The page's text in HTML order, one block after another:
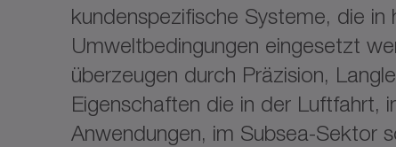
kundenspezifische Systeme, die in
Umweltbedingungen eingesetzt
überzeugen durch Präzision,
Eigenschaften die in der Luftfahrt,
Anwendungen, im Subsea-Sektor